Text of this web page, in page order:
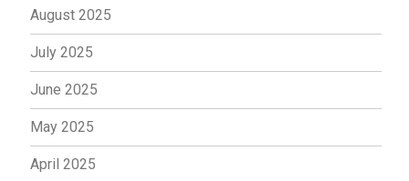
August 2025
July 2025
June 2025
May 2025
April 2025